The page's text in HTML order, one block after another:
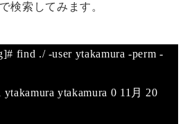
検索してみます。
find ./ -user ytakamura -perm -
ytakamura 0 11月 20